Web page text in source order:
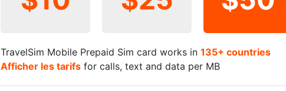
TravelSim Mobile Prepaid Sim card works in 135+ countries
Afficher les tarifs for calls, text and data per MB